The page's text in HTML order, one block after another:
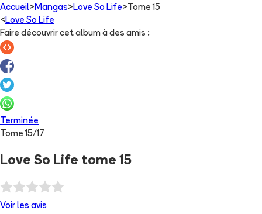
Accueil> Mangas> Love So Life> Tome 15
< Love So Life
Faire découvrir cet album à des amis :
Terminée
Tome15/17
Love So Life tome 15
Voir les avis